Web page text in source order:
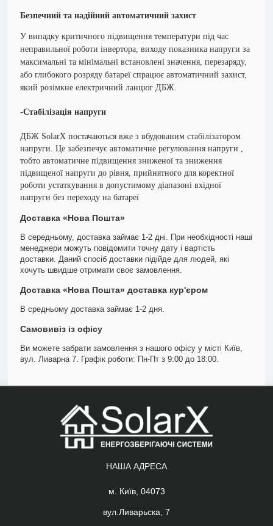
Безпечний та надійний автоматичний захист
У випадку критичного підвищення температури під час
неправильної роботи інвертора, виходу показника напруги за
максимальні та мінімальні встановлені значення, перезаряду,
або глибокого розряду батареї спрацює автоматичний захист,
який розімкне електричний ланцюг ДБЖ.
-Стабілізація напруги
ДБЖ SolarX постачаються вже з вбудованим стабілізатором
напруги. Це забезпечує автоматичне регулювання напруги ,
тобто автоматичне підвищення зниженої та зниження
підвищеної напруги до рівня, прийнятного для коректної
роботи устаткування в допустимому діапазоні вхідної
напруги без переходу на батареї
Доставка «Нова Пошта»
В середньому, доставка займає 1-2 дні. При необхідності наші
менеджери можуть повідомити точну дату і вартість
доставки. Даний спосіб доставки підійде для людей, які
хочуть швидше отримати своє замовлення.
Доставка «Нова Пошта» доставка кур'єром
В средньому доставка займає 1-2 дня.
Самовивіз із офісу
Ви можете забрати замовлення з нашого офісу у місті Київ,
вул. Ливарна 7. Графік роботи: Пн-Пт з 9:00 до 18:00.
НАША АДРЕСА
м. Київ, 04073
вул.Ливарьска, 7